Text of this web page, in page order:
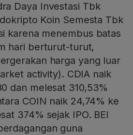
Daya Investasi Tbk
Koin Semesta Tbk
karena menembus batas
hari berturut-turut,
harga yang luar
activity). CDIA naik
dan melesat 310,53%
COIN naik 24,74% ke
374% sejak IPO. BEI
guna